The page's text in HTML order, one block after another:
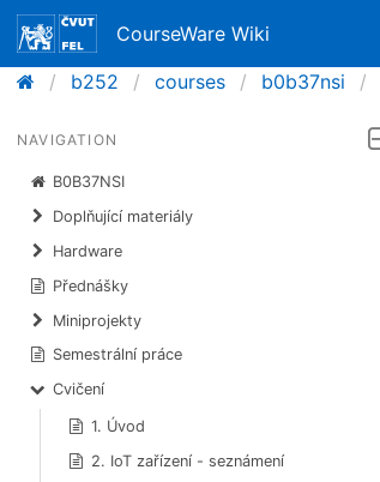
CourseWare Wiki
b252
courses b0b37nsi
NAVIGATION
B0B37NSI
Doplňující materiály
Hardware
Přednášky
Miniprojekty
Semestrální práce
Cvičení
1. Úvod
2. IoT zařízení - seznámení